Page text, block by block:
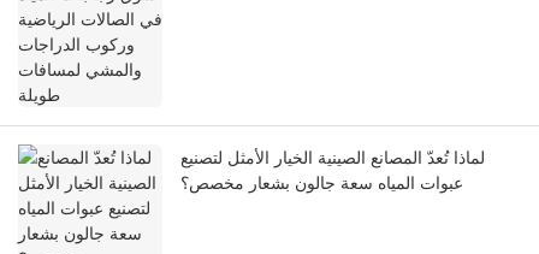
لماذا تُعدّ المصانع الصينية الخيار الأمثل لتصنيع
عبوات المياه سعة جالون بشعار مخصص؟